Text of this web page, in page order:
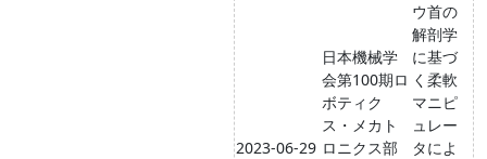
2023-06-29
日本機械学
会第100期ロ
ボティク
ス・メカト
ロニクス部
ウ首の
解剖学
に基づ
く柔軟
マニピ
ュレー
タによ